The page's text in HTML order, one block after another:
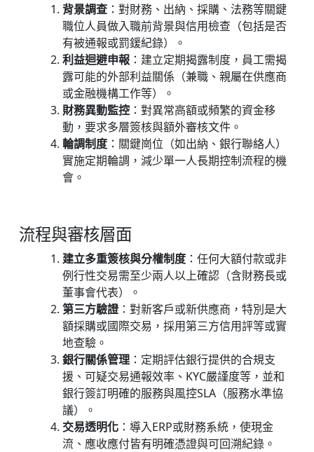
背景調查 ：對財務、出納、採購、法務等關鍵
職位人員做入職前背景與信用檢查（包括是否
有被通報或罰鍰紀錄）。
利益迴避申報 ：建立定期揭露制度，員工需揭
露可能的外部利益關係（兼職、親屬在供應商
或金融機構工作等）。
財務異動監控 ：對異常高額或頻繁的資金移
動，要求多層簽核與額外審核文件。
輪調制度 ：關鍵崗位（如出納、銀行聯絡人）
實施定期輪調，減少單一人長期控制流程的機
會。
流程與審核層面
建立多重簽核與分權制度 ：任何大額付款或非
例行性交易需至少兩人以上確認（含財務長或
董事會代表）。
第三方驗證 ：對新客戶或新供應商，特別是大
額採購或國際交易，採用第三方信用評等或實
地查驗。
銀行關係管理 ：定期評估銀行提供的合規支
援、可疑交易通報效率、KYC嚴謹度等，並和
銀行簽訂明確的服務與風控SLA（服務水準協
議）。
交易透明化 ：導入ERP或財務系統，使現金
流、應收應付皆有明確憑證與可回溯紀錄。